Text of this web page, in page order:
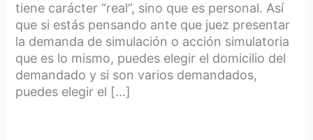
tiene carácter “real”, sino que es personal. Así
que si estás pensando ante que juez presentar
la demanda de simulación o acción simulatoria
que es lo mismo, puedes elegir el domicilio del
demandado y si son varios demandados,
puedes elegir el […]